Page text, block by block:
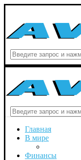
Главная
В мире
Финансы